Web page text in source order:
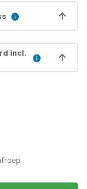
incl.